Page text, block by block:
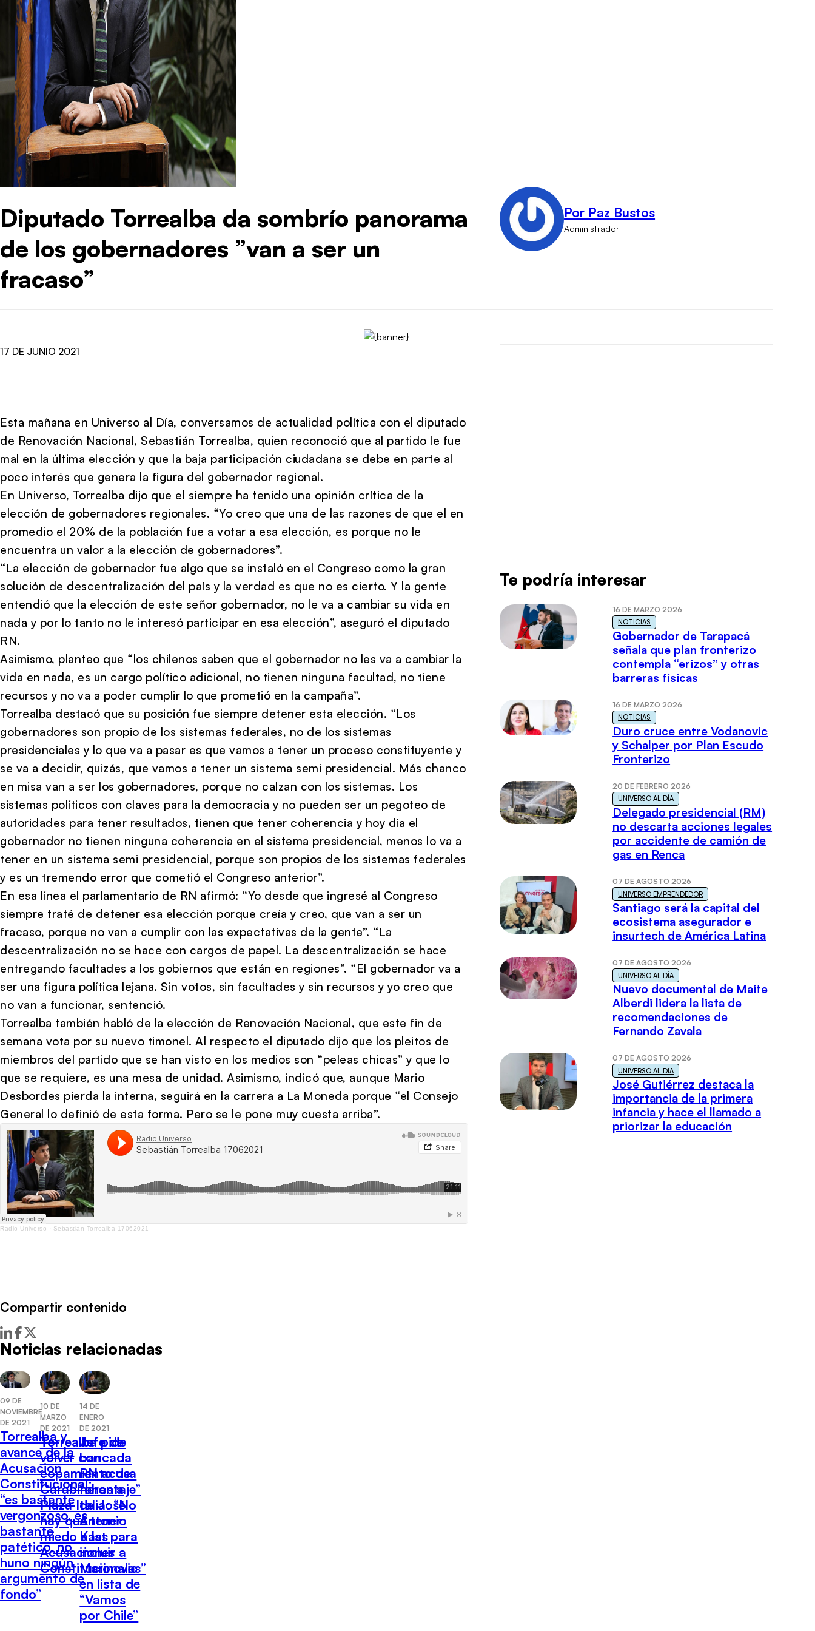
Diputado Torrealba da sombrío panorama
de los gobernadores ”van a ser un
fracaso”
Por Paz Bustos
Administrador
17 DE JUNIO 2021
Esta mañana en Universo al Día, conversamos de actualidad política con el diputado
de Renovación Nacional, Sebastián Torrealba, quien reconoció que al partido le fue
mal en la última elección y que la baja participación ciudadana se debe en parte al
poco interés que genera la figura del gobernador regional.
En Universo, Torrealba dijo que el siempre ha tenido una opinión crítica de la
elección de gobernadores regionales. “Yo creo que una de las razones de que el en
promedio el 20% de la población fue a votar a esa elección, es porque no le
encuentra un valor a la elección de gobernadores”.
“La elección de gobernador fue algo que se instaló en el Congreso como la gran
solución de descentralización del país y la verdad es que no es cierto. Y la gente
entendió que la elección de este señor gobernador, no le va a cambiar su vida en
nada y por lo tanto no le interesó participar en esa elección”, aseguró el diputado
RN.
Asimismo, planteo que “los chilenos saben que el gobernador no les va a cambiar la
vida en nada, es un cargo político adicional, no tienen ninguna facultad, no tiene
recursos y no va a poder cumplir lo que prometió en la campaña”.
Torrealba destacó que su posición fue siempre detener esta elección. “Los
gobernadores son propio de los sistemas federales, no de los sistemas
presidenciales y lo que va a pasar es que vamos a tener un proceso constituyente y
se va a decidir, quizás, que vamos a tener un sistema semi presidencial. Más chanco
en misa van a ser los gobernadores, porque no calzan con los sistemas. Los
sistemas políticos con claves para la democracia y no pueden ser un pegoteo de
autoridades para tener resultados, tienen que tener coherencia y hoy día el
gobernador no tienen ninguna coherencia en el sistema presidencial, menos lo va a
tener en un sistema semi presidencial, porque son propios de los sistemas federales
y es un tremendo error que cometió el Congreso anterior”.
En esa línea el parlamentario de RN afirmó: “Yo desde que ingresé al Congreso
siempre traté de detener esa elección porque creía y creo, que van a ser un
fracaso, porque no van a cumplir con las expectativas de la gente”. “La
descentralización no se hace con cargos de papel. La descentralización se hace
entregando facultades a los gobiernos que están en regiones”. “El gobernador va a
ser una figura política lejana. Sin votos, sin facultades y sin recursos y yo creo que
no van a funcionar, sentenció.
Torrealba también habló de la elección de Renovación Nacional, que este fin de
semana vota por su nuevo timonel. Al respecto el diputado dijo que los pleitos de
miembros del partido que se han visto en los medios son “peleas chicas” y que lo
que se requiere, es una mesa de unidad. Asimismo, indicó que, aunque Mario
Desbordes pierda la interna, seguirá en la carrera a La Moneda porque “el Consejo
General lo definió de esta forma. Pero se le pone muy cuesta arriba”.
Radio Universo · Sebastián Torrealba 17062021
Compartir contenido
Noticias relacionadas
09 DE
NOVIEMBRE
DE 2021
Torrealba y
avance de la
Acusación
Constitucional:
“es bastante
vergonzoso, es
bastante
patético, no
huno ningún
argumento de
fondo”
10 DE
MARZO
DE 2021
Torrealba pide
volver con
copamiento de
Carabineros a
Plaza Italia: “No
hay que tener
miedo a las
Acusaciones
Constitucionales”
14 DE
ENERO
DE 2021
Jefe de
bancada
RN acusa
“chantaje”
de José
Antonio
Kast para
incluir a
Marinovic
en lista de
“Vamos
por Chile”
Te podría interesar
16 DE MARZO 2026
NOTICIAS
Gobernador de Tarapacá
señala que plan fronterizo
contempla “erizos” y otras
barreras físicas
16 DE MARZO 2026
NOTICIAS
Duro cruce entre Vodanovic
y Schalper por Plan Escudo
Fronterizo
20 DE FEBRERO 2026
UNIVERSO AL DÍA
Delegado presidencial (RM)
no descarta acciones legales
por accidente de camión de
gas en Renca
07 DE AGOSTO 2026
UNIVERSO EMPRENDEDOR
Santiago será la capital del
ecosistema asegurador e
insurtech de América Latina
07 DE AGOSTO 2026
UNIVERSO AL DÍA
Nuevo documental de Maite
Alberdi lidera la lista de
recomendaciones de
Fernando Zavala
07 DE AGOSTO 2026
UNIVERSO AL DÍA
José Gutiérrez destaca la
importancia de la primera
infancia y hace el llamado a
priorizar la educación